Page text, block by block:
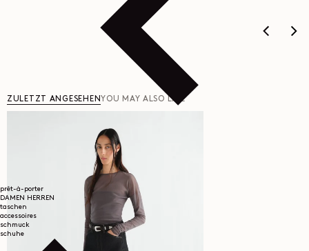
prêt-à-porter
DAMEN
HERREN
taschen
accessoires
schmuck
schuhe
ZULETZT ANGESEHENYOU MAY ALSO LIKE